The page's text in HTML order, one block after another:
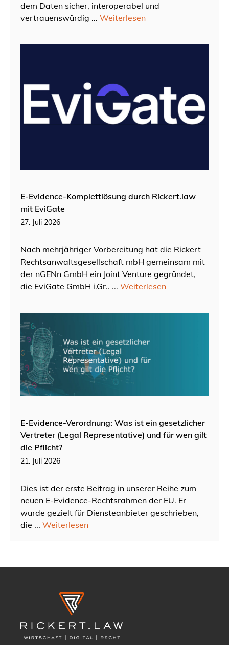
dem Daten sicher, interoperabel und
vertrauenswürdig ... Weiterlesen
E-Evidence-Komplettlösung durch Rickert.law
mit EviGate
27. Juli 2026
Nach mehrjähriger Vorbereitung hat die Rickert
Rechtsanwaltsgesellschaft mbH gemeinsam mit
der nGENn GmbH ein Joint Venture gegründet,
die EviGate GmbH i.Gr.. ... Weiterlesen
E-Evidence-Verordnung: Was ist ein gesetzlicher
Vertreter (Legal Representative) und für wen gilt
die Pflicht?
21. Juli 2026
Dies ist der erste Beitrag in unserer Reihe zum
neuen E-Evidence-Rechtsrahmen der EU. Er
wurde gezielt für Diensteanbieter geschrieben,
die ... Weiterlesen